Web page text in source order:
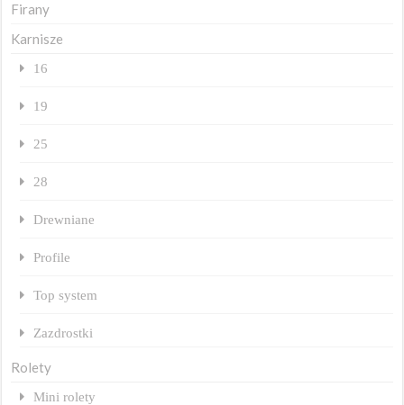
Firany
Karnisze
16
19
25
28
Drewniane
Profile
Top system
Zazdrostki
Rolety
Mini rolety